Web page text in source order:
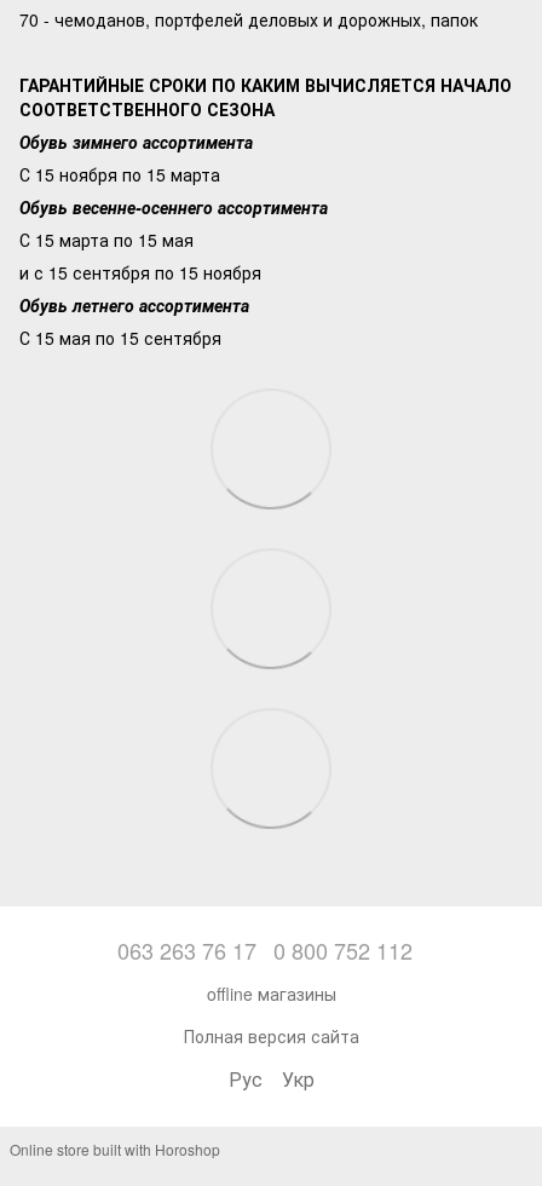
70 - чемоданов, портфелей деловых и дорожных, папок
ГАРАНТИЙНЫЕ СРОКИ ПО КАКИМ ВЫЧИСЛЯЕТСЯ НАЧАЛО
СООТВЕТСТВЕННОГО СЕЗОНА
Обувь зимнего ассортимента
С 15 ноября по 15 марта
Обувь весенне-осеннего ассортимента
С 15 марта по 15 мая
и с 15 сентября по 15 ноября
Обувь летнего ассортимента
С 15 мая по 15 сентября
063 263 76 17 0 800 752 112
offline магазины
Полная версия сайта
Рус Укр
Online store built with Horoshop